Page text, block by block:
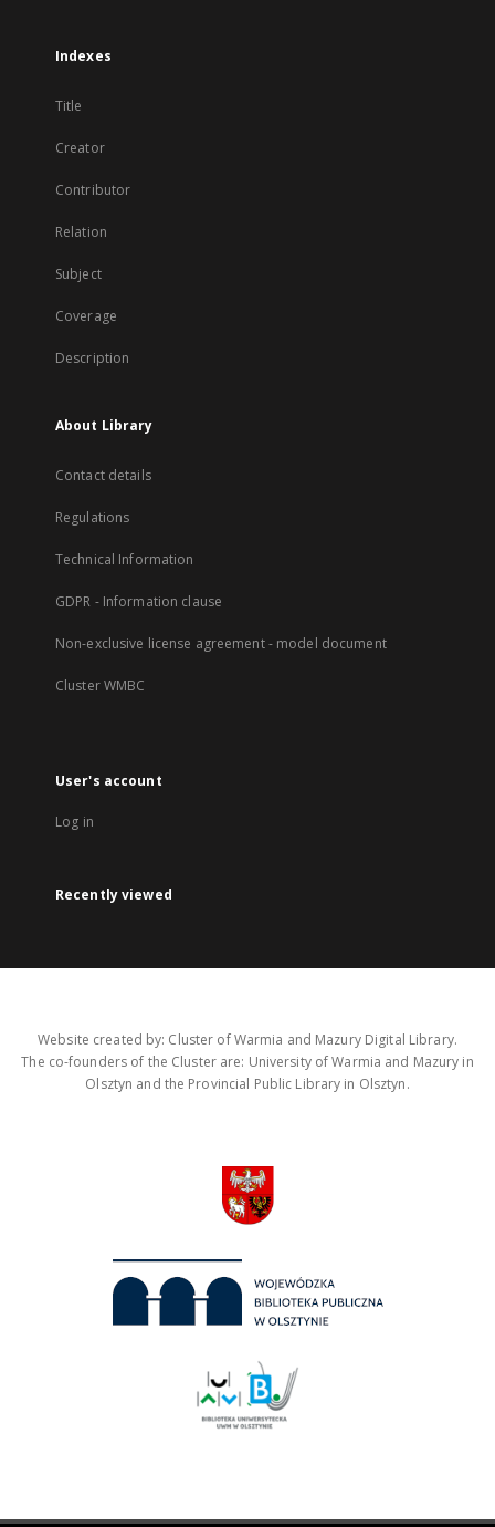
Indexes
Title
Creator
Contributor
Relation
Subject
Coverage
Description
About Library
Contact details
Regulations
Technical Information
GDPR - Information clause
Non-exclusive license agreement - model document
Cluster WMBC
User's account
Log in
Recently viewed
Website created by: Cluster of Warmia and Mazury Digital Library.
The co-founders of the Cluster are: University of Warmia and Mazury in
Olsztyn and the Provincial Public Library in Olsztyn.